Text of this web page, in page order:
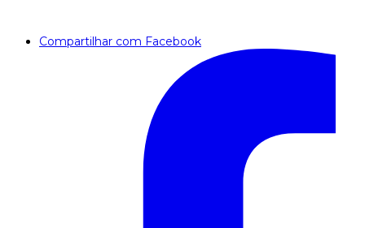
Compartilhar com Facebook